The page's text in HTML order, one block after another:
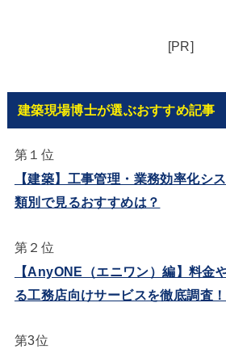
[PR]
建築現場博士が選ぶおすすめ記事
第１位
【建築】工事管理・業務効率化シ
類別で見るおすすめは？
第２位
【AnyONE（エニワン）編】料金
る工務店向けサービスを徹底調査！
第3位